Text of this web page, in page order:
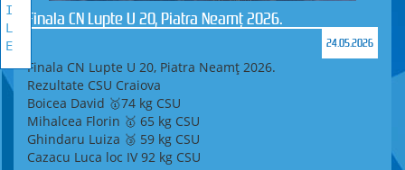
Finala CN Lupte U 20, Piatra Neamț 2026.
24.05.2026
Finala CN Lupte U 20, Piatra Neamț 2026.
Rezultate CSU Craiova
Boicea David 🥇74 kg CSU
Mihalcea Florin 🥇 65 kg CSU
Ghindaru Luiza 🥉 59 kg CSU
Cazacu Luca loc IV 92 kg CSU
I
L
E